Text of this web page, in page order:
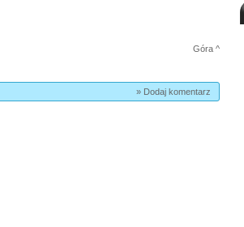
Góra ^
» Dodaj komentarz